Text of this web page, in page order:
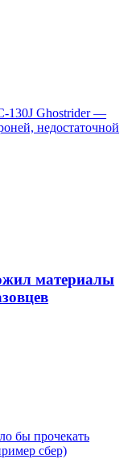
130J Ghostrider —
недостаточной
материалы
бы прочекать
сбер)